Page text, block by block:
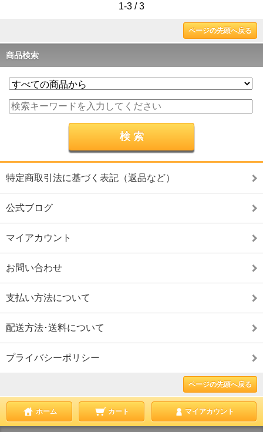
1-3 / 3
ページの先頭へ戻る
商品検索
特定商取引法に基づく表記（返品など）
公式ブログ
マイアカウント
お問い合わせ
支払い方法について
配送方法･送料について
プライバシーポリシー
ページの先頭へ戻る
ホーム カート マイアカウント